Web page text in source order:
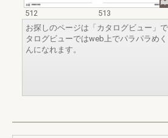
512
513
お探しのページは「カタログビュー」
タログビューではweb上でパラパラめ
んになれます。